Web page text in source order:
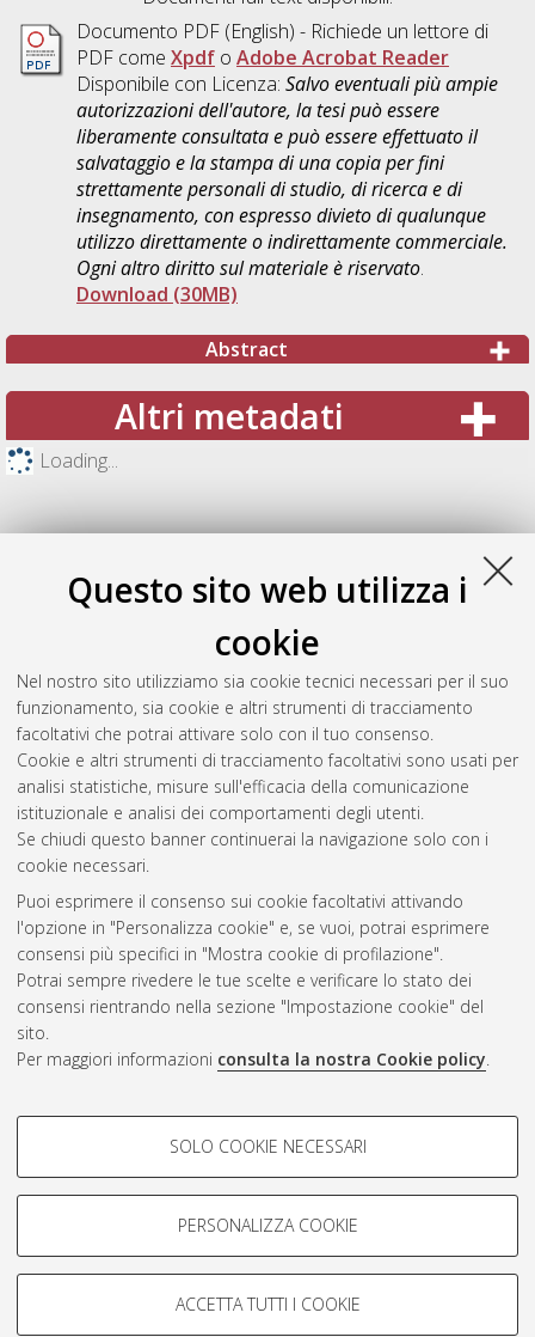
Questo sito web utilizza i
cookie
Nel nostro sito utilizziamo sia cookie tecnici necessari per il suo
funzionamento, sia cookie e altri strumenti di tracciamento
facoltativi che potrai attivare solo con il tuo consenso.
Cookie e altri strumenti di tracciamento facoltativi sono usati per
analisi statistiche, misure sull'efficacia della comunicazione
istituzionale e analisi dei comportamenti degli utenti.
Se chiudi questo banner continuerai la navigazione solo con i
cookie necessari.
Puoi esprimere il consenso sui cookie facoltativi attivando
l'opzione in "Personalizza cookie" e, se vuoi, potrai esprimere
consensi più specifici in "Mostra cookie di profilazione".
Potrai sempre rivedere le tue scelte e verificare lo stato dei
consensi rientrando nella sezione "Impostazione cookie" del
sito.
Per maggiori informazioni consulta la nostra Cookie policy.
COOKIE DI PROFILAZIONE -
Si tratta di cookie utilizzati per analizzare le caratteristiche della
navigazione degli utenti, creare profili in base al loro comportamento
Mostra cookie di profilazione
SOLO COOKIE NECESSARI
PERSONALIZZA COOKIE
ACCETTA TUTTI I COOKIE
Documento PDF(English) - Richiede un lettore di
PDF come Xpdfo Adobe Acrobat Reader
Disponibile con Licenza: Salvo eventuali più ampie
autorizzazioni dell'autore, la tesi può essere
liberamente consultata e può essere effettuato il
salvataggio e la stampa di una copia per fini
strettamente personali di studio, di ricerca e di
insegnamento, con espresso divieto di qualunque
utilizzo direttamente o indirettamente commerciale.
Ogni altro diritto sul materiale è riservato.
Download (30MB)
Abstract
Altri metadati
Loading...
Gestione del documento:
Atom
Rss 1.0
Rss 2.0
ISSN: 2038-7946
Impostazioni Cookie
Informativa sulla privacy
Condizioni d’uso del sito